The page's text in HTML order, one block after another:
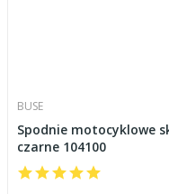
BUSE
Spodnie motocyklowe
czarne 104100